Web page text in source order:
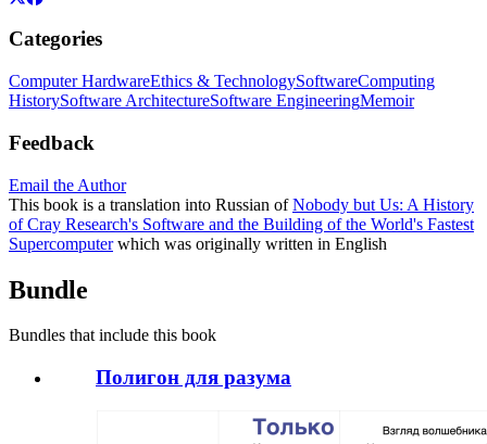
Categories
Computer HardwareEthics & TechnologySoftwareComputing
HistorySoftware ArchitectureSoftware EngineeringMemoir
Feedback
Email the Author
This book is a translation into Russian ofNobody but Us: A History
of Cray Research's Software and the Building of the World's Fastest
Supercomputerwhich was originally written in English
Bundle
Bundles that include this book
Полигон для разума